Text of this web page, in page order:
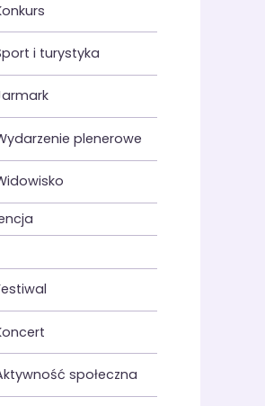
i turystyka
plenerowe
społeczna